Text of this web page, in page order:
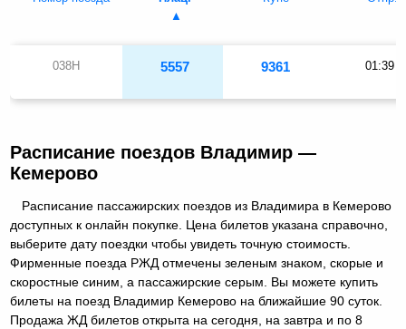
038Н 5557 9361 01:39
Расписание поездов Владимир —
Кемерово
Расписание пассажирских поездов из Владимира в Кемерово
доступных к онлайн покупке. Цена билетов указана справочно,
выберите дату поездки чтобы увидеть точную стоимость.
Фирменные поезда РЖД отмечены зеленым знаком, скорые и
скоростные синим, а пассажирские серым. Вы можете купить
билеты на поезд Владимир Кемерово на ближайшие 90 суток.
Продажа ЖД билетов открыта на сегодня, на завтра и по 8